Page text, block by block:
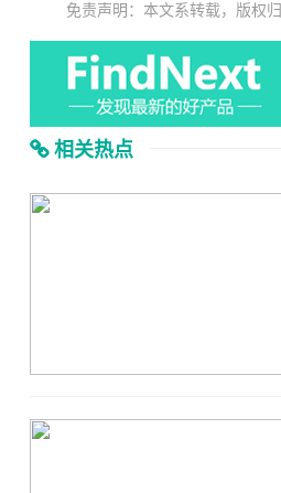
免责声明：本文系转载，版权
相关热点